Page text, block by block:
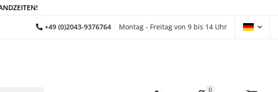
+49 (0)2043-9376764 Montag - Freitag von 9 bis 14 Uhr
0